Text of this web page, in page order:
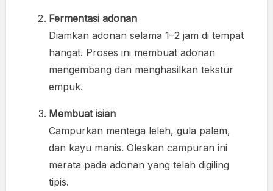
Fermentasi adonan
Diamkan adonan selama 1–2 jam di tempat
hangat. Proses ini membuat adonan
mengembang dan menghasilkan tekstur
empuk.
Membuat isian
Campurkan mentega leleh, gula palem,
dan kayu manis. Oleskan campuran ini
merata pada adonan yang telah digiling
tipis.